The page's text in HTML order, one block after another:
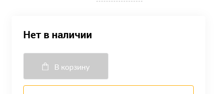
Нет в наличии
В корзину